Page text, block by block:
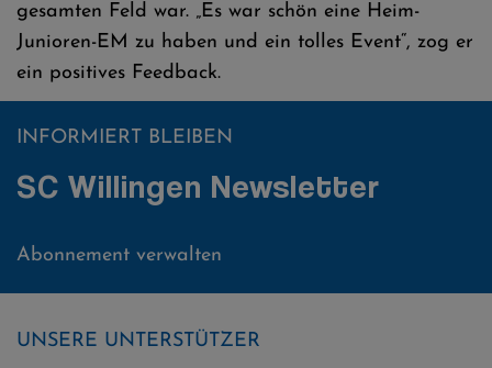
gesamten Feld war. „Es war schön eine Heim-
Junioren-EM zu haben und ein tolles Event“, zog er
ein positives Feedback.
INFORMIERT BLEIBEN
SC Willingen Newsletter
Abonnement verwalten
UNSERE UNTERSTÜTZER